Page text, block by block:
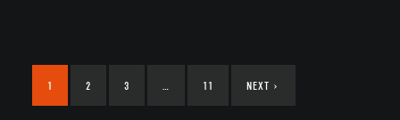
1 2 3 11 NEXT ›